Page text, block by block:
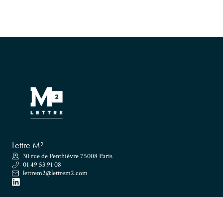
Lettre M²
30 rue de Penthièvre 75008 Paris
01 49 53 91 08
lettrem2@lettrem2.com